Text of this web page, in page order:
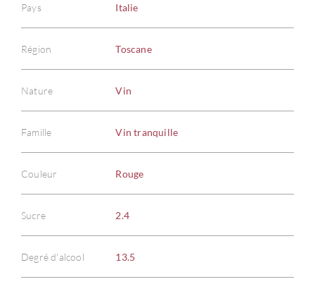
Pays Italie
Région Toscane
Nature Vin
Famille Vin tranquille
Couleur Rouge
Sucre 2.4
Degré d'alcool 13.5